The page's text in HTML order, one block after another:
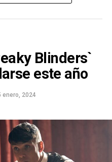
Blinders`
este año
enero, 2024